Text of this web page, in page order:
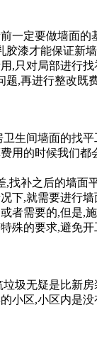
一定要做墙面的
胶漆才能保证新
,只对局部进行
题,再进行整改既
生间墙面的找
用的时候我们都
,找补之后的墙面
下,就需要进行
者需要的,但是,
殊的要求,避免
圾无疑是比新
小区,小区内是